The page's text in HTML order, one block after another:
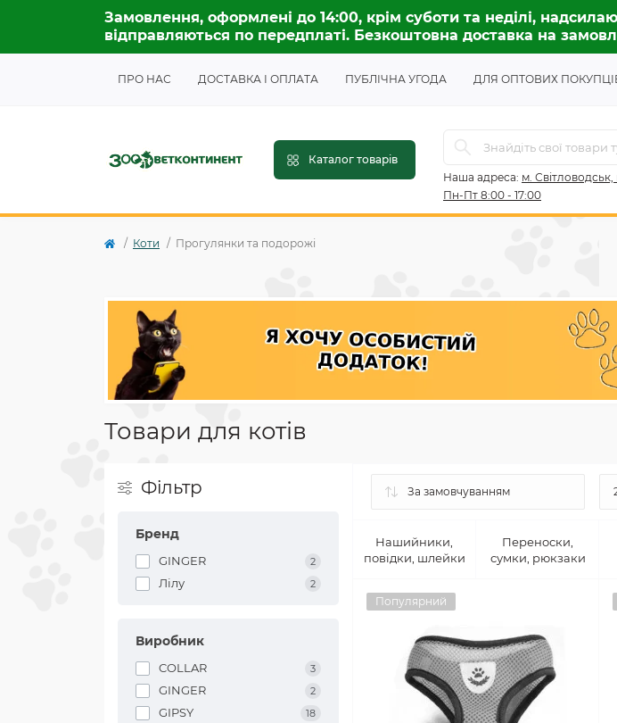
Замовлення, оформлені до 14:00, крім суботи та неділі,
відправляються по передплаті. Безкоштовна доставка на
ПРО НАС ДОСТАВКА І ОПЛАТА ПУБЛІЧНА УГОДА ДЛЯ ОПТОВИХ
Каталог товарів
Наша адреса: м.
Пн-Пт 8:00 - 17:00
Коти Прогулянки та подорожі
Товари для котів
Фільтр
Бренд
GINGER 2
Лілу 2
Виробник
COLLAR 3
GINGER 2
GIPSY 18
Нашийники,
повідки, шлейки
Переноски,
сумки, рюкзаки
Популярний